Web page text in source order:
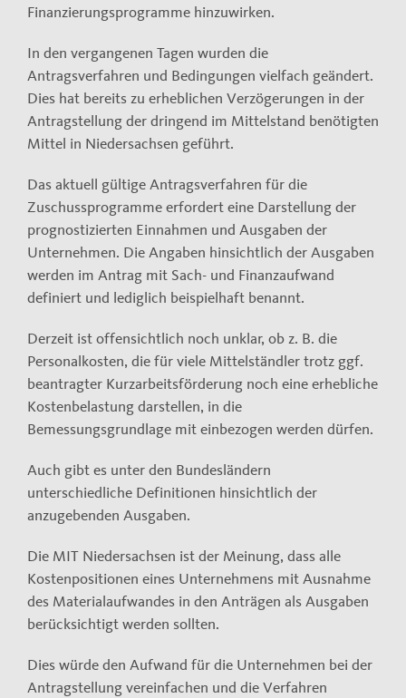
Finanzierungsprogramme hinzuwirken.
In den vergangenen Tagen wurden die
Antragsverfahren und Bedingungen vielfach geändert.
Dies hat bereits zu erheblichen Verzögerungen in der
Antragstellung der dringend im Mittelstand benötigten
Mittel in Niedersachsen geführt.
Das aktuell gültige Antragsverfahren für die
Zuschussprogramme erfordert eine Darstellung der
prognostizierten Einnahmen und Ausgaben der
Unternehmen. Die Angaben hinsichtlich der Ausgaben
werden im Antrag mit Sach- und Finanzaufwand
definiert und lediglich beispielhaft benannt.
Derzeit ist offensichtlich noch unklar, ob z. B. die
Personalkosten, die für viele Mittelständler trotz ggf.
beantragter Kurzarbeitsförderung noch eine erhebliche
Kostenbelastung darstellen, in die
Bemessungsgrundlage mit einbezogen werden dürfen.
Auch gibt es unter den Bundesländern
unterschiedliche Definitionen hinsichtlich der
anzugebenden Ausgaben.
Die MIT Niedersachsen ist der Meinung, dass alle
Kostenpositionen eines Unternehmens mit Ausnahme
des Materialaufwandes in den Anträgen als Ausgaben
berücksichtigt werden sollten.
Dies würde den Aufwand für die Unternehmen bei der
Antragstellung vereinfachen und die Verfahren